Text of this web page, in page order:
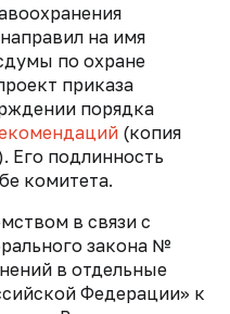
на имя
по охране
приказа
порядка
(копия
Его подлинность
комитета.
в связи с
закона №
в отдельные
Федерации» к